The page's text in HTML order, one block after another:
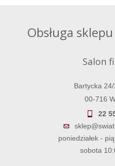
Obsługa
Salon
Bartycka
00-716
22
poniedziałek -
sobota